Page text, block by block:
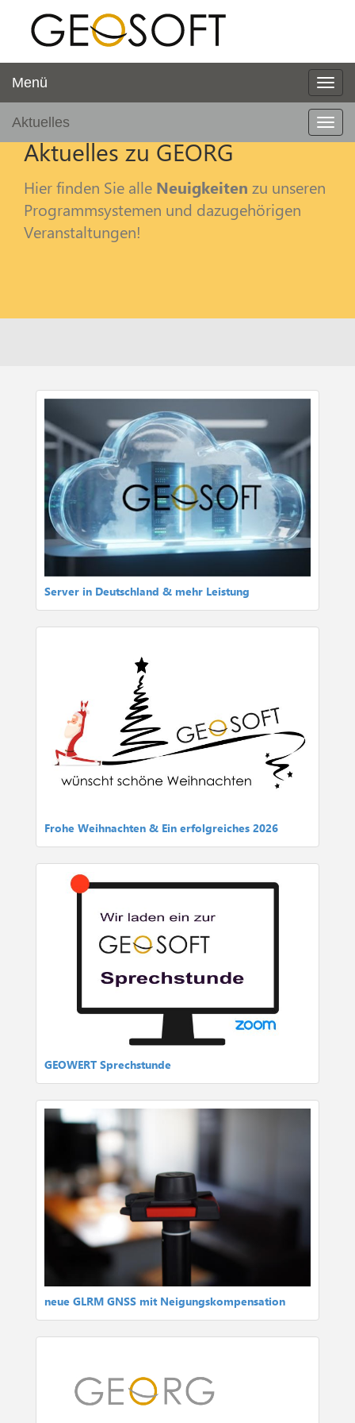
Menü
Aktuelles
Aktuelles zu GEORG
Hier finden Sie alle Neuigkeiten zu unseren
Programmsystemen und dazugehörigen
Veranstaltungen!
Server in Deutschland & mehr Leistung
Frohe Weihnachten & Ein erfolgreiches 2026
GEOWERT Sprechstunde
neue GLRM GNSS mit Neigungskompensation